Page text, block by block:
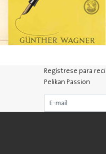
Regístrese para
Pelikan Passion